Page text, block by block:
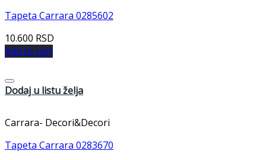
Tapeta Carrara 0285602
10.600 RSD
Add to cart
Dodaj u listu želja
Carrara- Decori&Decori
Tapeta Carrara 0283670